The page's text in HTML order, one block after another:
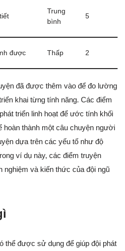
Trung
bình
5
được Thấp 2
đã được thêm vào để đo lường
khai từng tính năng. Các điểm
triển linh hoạt để ước tính khối
hoàn thành một câu chuyện người
dựa trên các yếu tố như độ
ví dụ này, các điểm truyện
và kiến thức của đội ngũ
thể được sử dụng để giúp đội phát